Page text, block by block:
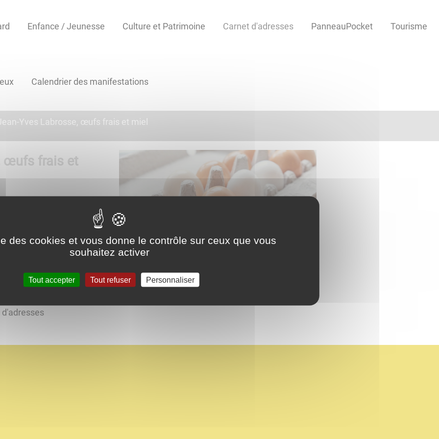
Enfance / Jeunesse Culture et Patrimoine Carnet d'adresses PanneauPocket Tourisme
Calendrier des manifestations
Yves Labrosse, œufs frais et miel
œufs frais et
et miel
des cookies et vous donne le contrôle sur ceux que vous
souhaitez activer
Tout accepter Tout refuser Personnaliser